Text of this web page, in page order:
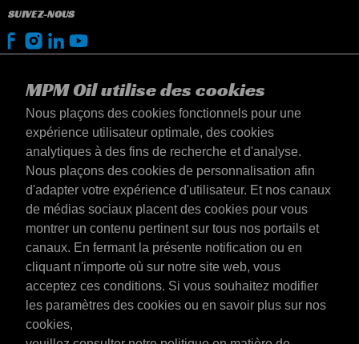
MPM Oil utilise des cookies
Nous plaçons des cookies fonctionnels pour une
expérience utilisateur optimale, des cookies
analytiques à des fins de recherche et d'analyse.
Nous plaçons des cookies de personnalisation afin
d'adapter votre expérience d'utilisateur. Et nos canaux
de médias sociaux placent des cookies pour vous
montrer un contenu pertinent sur tous nos portails et
canaux. En fermant la présente notification ou en
cliquant n'importe où sur notre site web, vous
acceptez ces conditions. Si vous souhaitez modifier
les paramètres des cookies ou en savoir plus sur nos
cookies,
SUIVEZ-NOUS
Luxembourg
Contact
Conditions générales
Conditions de livraison
Déclaration de confidentialité